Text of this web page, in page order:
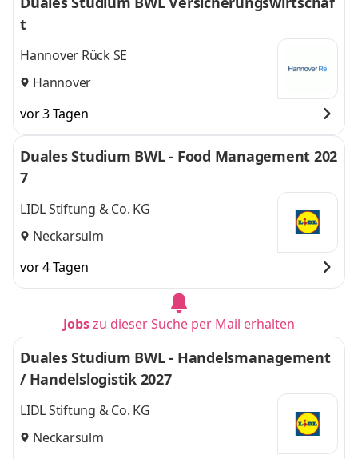
t
Hannover Rück SE
Hannover
vor 3 Tagen
Duales Studium BWL - Food Management 202
7
LIDL Stiftung & Co. KG
Neckarsulm
vor 4 Tagen
Jobszu dieser Suche per Mail erhalten
Duales Studium BWL - Handelsmanagement
/ Handelslogistik 2027
LIDL Stiftung & Co. KG
Neckarsulm